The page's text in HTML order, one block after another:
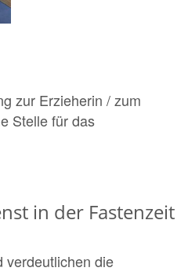
zur Erzieherin / zum
Stelle für das
in der Fastenzeit
verdeutlichen die